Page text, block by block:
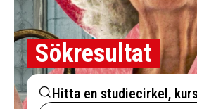
Sökresultat
Hitta en studiecirkel,